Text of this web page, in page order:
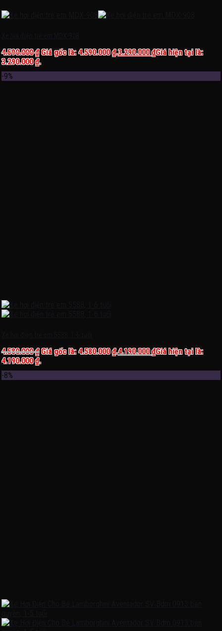
4.590.000₫ Giá gốc là: 4.590.000 ₫.3.290.000₫Giá hiện tại là:
3.290.000 ₫.
-9%
4.580.000₫ Giá gốc là: 4.580.000 ₫.4.190.000₫Giá hiện tại là:
4.190.000 ₫.
-8%